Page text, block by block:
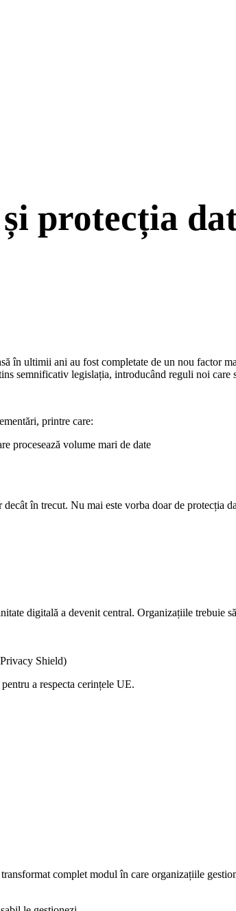
protecția
în ultimii ani au fost completate de un nou factor
semnificativ legislația, introducând reguli noi care
printre care:
procesează volume mari de date
în trecut. Nu mai este vorba doar de protecția
digitală a devenit central. Organizațiile trebuie
Shield)
a respecta cerințele UE.
complet modul în care organizațiile